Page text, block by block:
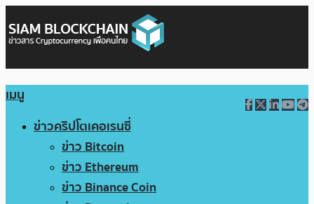
เมนู
ข่าวคริปโตเคอเรนซี่
ข่าว Bitcoin
ข่าว Ethereum
ข่าว Binance Coin